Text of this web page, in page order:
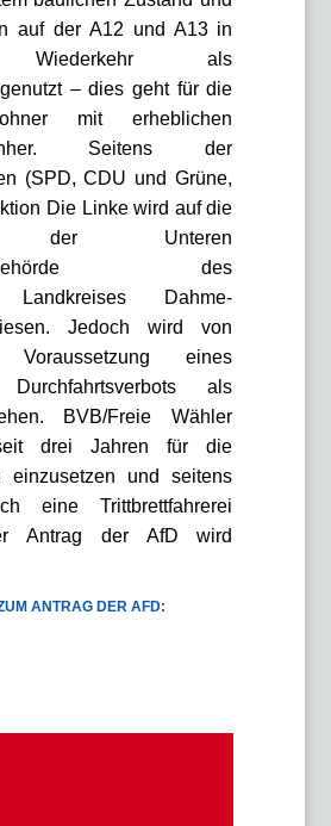
auf der A12 und A13 in
Wiederkehr als
– dies geht für die
mit erheblichen
Seitens der
(SPD, CDU und Grüne,
Die Linke wird auf die
der Unteren
des
Landkreises Dahme-
Jedoch wird von
eines
Durchfahrtsverbots als
BVB/Freie Wähler
drei Jahren für die
einzusetzen und seitens
eine Trittbrettfahrerei
Antrag der AfD wird
ANTRAG DER AFD: